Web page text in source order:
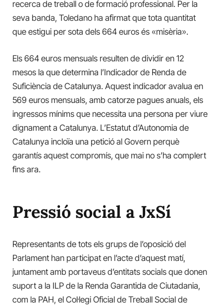
recerca de treball o de formació professional. Per la
seva banda, Toledano ha afirmat que tota quantitat
que estigui per sota dels 664 euros és «misèria».
Els 664 euros mensuals resulten de dividir en 12
mesos la que determina l’Indicador de Renda de
Suficiència de Catalunya. Aquest indicador avalua en
569 euros mensuals, amb catorze pagues anuals, els
ingressos mínims que necessita una persona per viure
dignament a Catalunya. L’Estatut d’Autonomia de
Catalunya incloïa una petició al Govern perquè
garantís aquest compromís, que mai no s’ha complert
fins ara.
Pressió social a JxSí
Representants de tots els grups de l’oposició del
Parlament han participat en l’acte d’aquest matí,
juntament amb portaveus d’entitats socials que donen
suport a la ILP de la Renda Garantida de Ciutadania,
com la PAH, el Col·legi Oficial de Treball Social de